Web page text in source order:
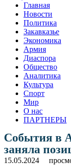
Главная
Новости
Политика
Закавказье
Экономика
Армия
Диаспора
Общество
Аналитика
Культура
Спорт
Мир
О нас
ПАРТНЕРЫ
События в
заняла
15.05.2024